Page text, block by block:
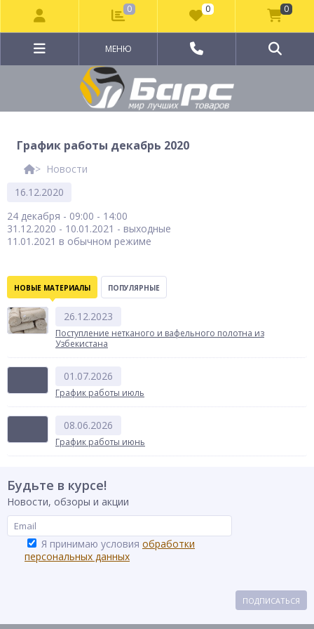
МЕНЮ
График работы декабрь 2020
Новости
16.12.2020
24 декабря - 09:00 - 14:00
31.12.2020 - 10.01.2021 - выходные
11.01.2021 в обычном режиме
НОВЫЕ МАТЕРИАЛЫ ПОПУЛЯРНЫЕ
26.12.2023
Поступление нетканого и вафельного полотна из
Узбекистана
01.07.2026
График работы июль
08.06.2026
График работы июнь
Будьте в курсе!
Новости, обзоры и акции
Я принимаю условия обработки
персональных данных
ПОДПИСАТЬСЯ
0 0 0